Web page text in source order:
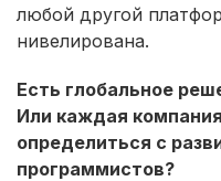
любой другой
нивелирована.
Есть глобальное
Или каждая
определиться с
программистов?